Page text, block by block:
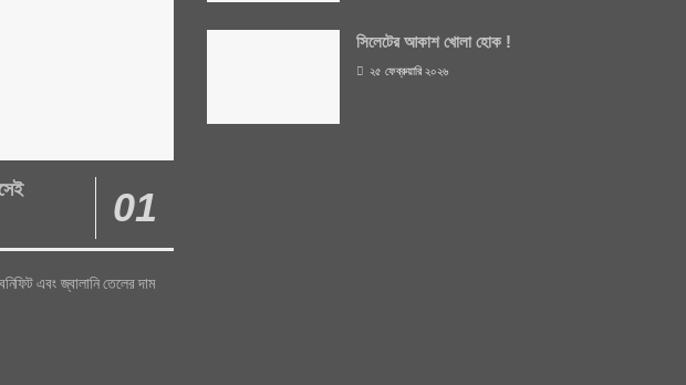
এবং জ্বালানি তেলের দাম
সিলেটের আকাশ খোলা হোক !
২৫ ফেব্রুয়ারি ২০২৬